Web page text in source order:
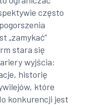
często
„zamykać”
stara się
wyjścia:
historię
które
konkurencji jest